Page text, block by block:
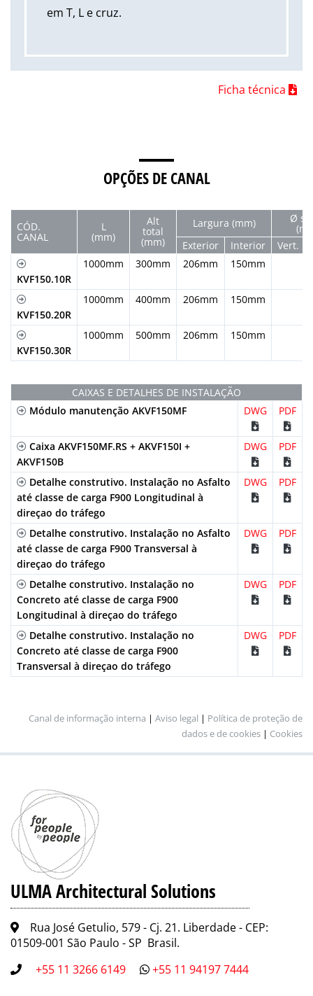
em T, L e cruz.
Ficha técnica
OPÇÕES DE CANAL
CÓD.
CANAL
L
(mm)
Alt
total
(mm)
Largura (mm) Ø
Exterior
Interior Vert.
KVF150.10R
1000mm 300mm 206mm 150mm
KVF150.20R
1000mm 400mm 206mm 150mm
KVF150.30R
1000mm 500mm 206mm 150mm
CAIXAS E DETALHES DE INSTALAÇÃO
Módulo manutenção AKVF150MF
DWG PDF
Caixa AKVF150MF.RS + AKVF150I +
AKVF150B
DWG PDF
Detalhe construtivo. Instalação no Asfalto
até classe de carga F900 Longitudinal à
direçao do tráfego
DWG PDF
Detalhe construtivo. Instalação no Asfalto
até classe de carga F900 Transversal à
direçao do tráfego
DWG PDF
Detalhe construtivo. Instalação no
Concreto até classe de carga F900
Longitudinal à direçao do tráfego
DWG PDF
Detalhe construtivo. Instalação no
Concreto até classe de carga F900
Transversal à direçao do tráfego
DWG PDF
Canal de informação interna | Aviso legal | Política de proteção de
dados e de cookies | Cookies
ULMA Architectural Solutions
Rua José Getulio, 579 - Cj. 21. Liberdade - CEP:
01509-001 São Paulo - SP Brasil.
+55 11 3266 6149
+55 11 94197 7444